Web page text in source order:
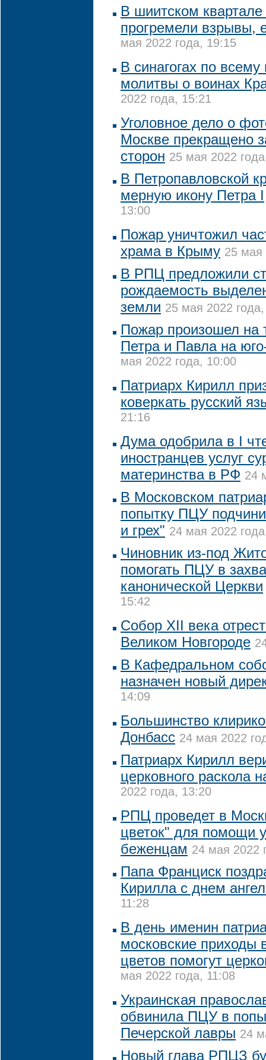
В шиитском
прогремели взрывы,
мая 2022 года, 19:15
В синагогах по
молитвы о воинах
2022 года, 15:21
Уголовное дело о
Москве прекращено
сторон 25 мая 2022
В Петропавловской
мерную икону Петра I
13:00
Пожар уничтожил
храма в Крыму 25 мая
В РПЦ предложили
рождаемость
земли 25 мая 2022
Пожар произошел на
Петра и Павла на
мая 2022 года, 10:00
Патриарх Кирилл
коверкать русский
21:16
Дума одобрила в I
иностранцев услуг
материнства в РФ 24
В Московском
попытку ПЦУ
и грех" 24 мая 2022
Чиновник из-под
помогать ПЦУ в
канонической Церкви
15:42
Собор XII века
Великом Новгороде
В Кафедральном
назначен новый
14:09
Большинство
Донбасс 24 мая 2022
Патриарх Кирилл
церковного раскола
2022 года, 13:20
РПЦ проведет в
цветок" для помощи
беженцам 24 мая 2022
Папа Франциск
Кирилла с днем
11:28
В день именин
московские приходы
цветов помогут
мая 2022 года, 11:08
Украинская
обвинила ПЦУ в
Печерской лавры 24
Новый глава РПЦЗ